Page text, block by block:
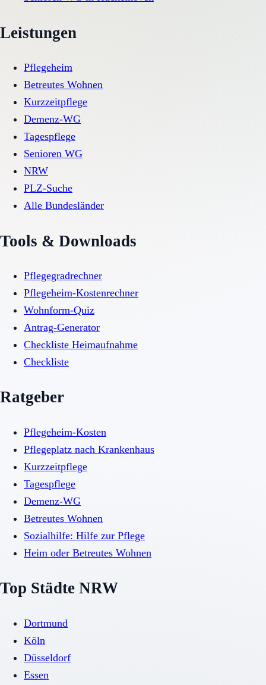
Leistungen
Pflegeheim
Betreutes Wohnen
Kurzzeitpflege
Demenz-WG
Tagespflege
Senioren WG
NRW
PLZ-Suche
Alle Bundesländer
Tools & Downloads
Pflegegradrechner
Pflegeheim-Kostenrechner
Wohnform-Quiz
Antrag-Generator
Checkliste Heimaufnahme
Checkliste
Ratgeber
Pflegeheim-Kosten
Pflegeplatz nach Krankenhaus
Kurzzeitpflege
Tagespflege
Demenz-WG
Betreutes Wohnen
Sozialhilfe: Hilfe zur Pflege
Heim oder Betreutes Wohnen
Top Städte NRW
Dortmund
Köln
Düsseldorf
Essen